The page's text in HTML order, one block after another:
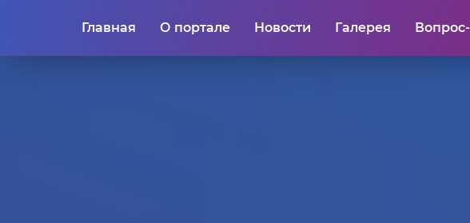
Главная О портале Новости Галерея